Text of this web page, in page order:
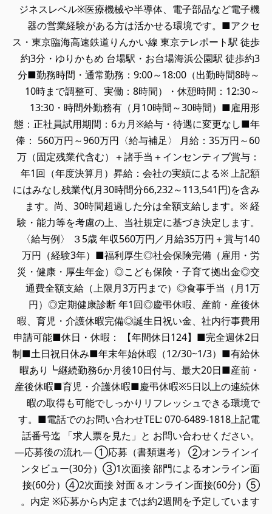
ジネスレベル※医療機械や半導体、電子部品など電子機
器の営業経験がある方は活かせる環境です。■アクセ
ス・東京臨海高速鉄道りんかい線 東京テレポート駅 徒歩
約3分・ゆりかもめ 台場駅・お台場海浜公園駅 徒歩約3
分■勤務時間・通常勤務：9:00～18:00（出勤時間8時～
10時まで調整可、実働：8時間）・休憩時間：12:30～
13:30・時間外勤務有（月10時間～30時間）■雇用形
態：正社員試用期間：6カ月※給与・待遇に変更なし■年
俸： 560万円～960万円〈給与補足〉 月給：35万円～60
万（固定残業代含む）＋諸手当＋インセンティブ賞与：
年1回（年度決算月）昇給：会社の実績による※ 上記額
にはみなし残業代(月30時間分66,232～113,541円)を含み
ます。尚、30時間超過した分は全額支給します。※ 経
験・能力等を考慮の上、当社規定に基づき決定します。
〈給与例〉 ３5歳 年収560万円／月給35万円＋賞与140
万円（経験3年）■福利厚生◎社会保険完備（雇用・労
災・健康・厚生年金）◎こども保険・子育て拠出金◎交
通費全額支給（上限月3万円まで）◎食事手当（月1万
円）◎定期健康診断 年1回◎慶弔休暇、産前・産後休
暇、育児・介護休暇完備◎誕生日祝い金、社内行事費用
申請可能■休日・休暇： 【年間休日124】■完全週休2日
制■土日祝日休み■年末年始休暇（12/30~1/3）■有給休
暇あり┗継続勤務6か月後10日付与、最大20日■産前・
産後休暇■育児・介護休暇■慶弔休暇※5日以上の連続休
暇の取得も可能でしっかりリフレッシュできる環境で
す。■電話でのお問い合わせTEL: 070-6489-1818上記電
話番号迄 「求人票を見た」と お問い合わせください。
―応募後の流れ― ①応募（書類選考） ②オンラインイ
ンタビュー(30分）③1次面接 部門によるオンライン面
接(60分）④2次面接 対面＆オンライン面接(60分）⑤
内定 ※応募から内定までは約2週間を予定しています。